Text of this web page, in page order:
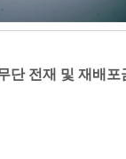
전재 및 재배포